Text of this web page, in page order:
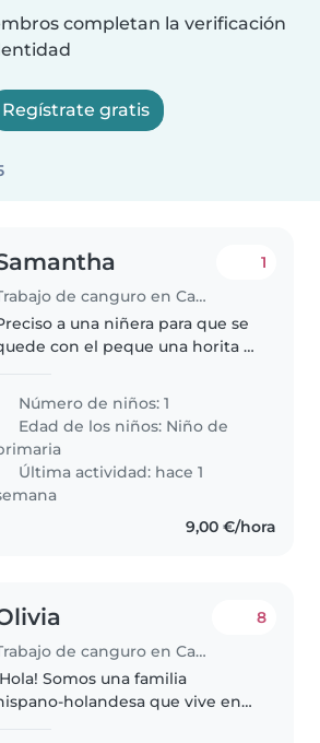
completan la verificación
Regístrate gratis
Trabajo de canguro en Cambrils
1
a una niñera para que se
con el peque una horita y
Número de niños: 1
Edad de los niños: Niño de
Última actividad: hace 1
9,00 €/hora
Trabajo de canguro en Cambrils
8
Somos una familia
holandesa que vive en